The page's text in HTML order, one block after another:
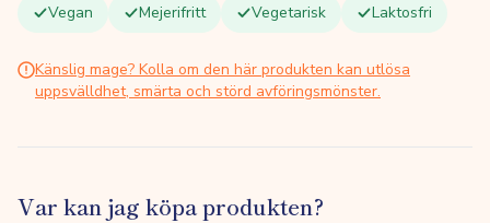
Vegan Mejerifritt Vegetarisk Laktosfri
Känslig mage? Kolla om den här produkten kan utlösa
uppsvälldhet, smärta och störd avföringsmönster.
Var kan jag köpa produkten?